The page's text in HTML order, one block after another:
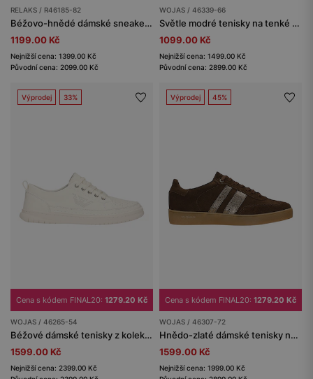
RELAKS / R46185-82
Béžovo-hnědé dámské sneakers v retro stylu s perforovaným svrškem RELAKS
1199.00 Kč
Nejnižší cena: 1399.00 Kč
Původní cena: 2099.00 Kč
WOJAS / 46339-66
Světle modré tenisky na tenké podrážce
1099.00 Kč
Nejnižší cena: 1499.00 Kč
Původní cena: 2899.00 Kč
Výprodej 33%
Cena s kódem FINAL20: 1279.20 Kč
WOJAS / 46265-54
Béžové dámské tenisky z kolekce Comfort
1599.00 Kč
Nejnižší cena: 2399.00 Kč
Výprodej 45%
Cena s kódem FINAL20: 1279.20 Kč
WOJAS / 46307-72
Hnědo-zlaté dámské tenisky na ploché podrážce
1599.00 Kč
Nejnižší cena: 1999.00 Kč